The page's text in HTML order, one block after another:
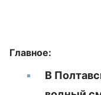
Главное:
В